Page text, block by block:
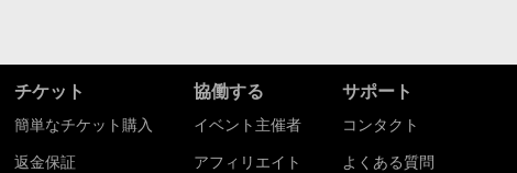
チケット
簡単なチケット購入
返金保証
協働する
イベント主催者
アフィリエイト
サポート
コンタクト
よくある質問